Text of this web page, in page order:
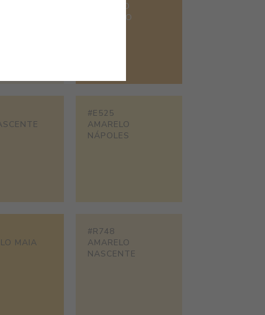
AMARELO
ALENTEJO
#E525
AMARELO
NÁPOLES
MAIA
#R748
AMARELO
NASCENTE